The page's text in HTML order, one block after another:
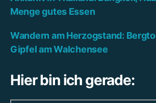
Menge gutes Essen
Wandern am Herzogstand:
Gipfel am Walchensee
Hier bin ich gerade: